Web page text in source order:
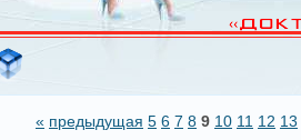
« предыдущая 5 6 7 8 9 10 11 12 13